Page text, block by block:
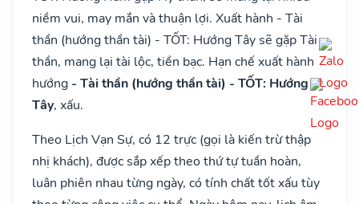
niềm vui, may mắn và thuận lợi. Xuất hành - Tài
thần (hướng thần tài) - TỐT: Hướng Tây sẽ gặp Tài
thần, mang lại tài lộc, tiền bạc. Hạn chế xuất hành
hướng - Tài thần (hướng thần tài) - TỐT: Hướng
Tây, xấu.
Theo Lịch Vạn Sự, có 12 trực (gọi là kiến trừ thập
nhị khách), được sắp xếp theo thứ tự tuần hoàn,
luân phiên nhau từng ngày, có tính chất tốt xấu tùy